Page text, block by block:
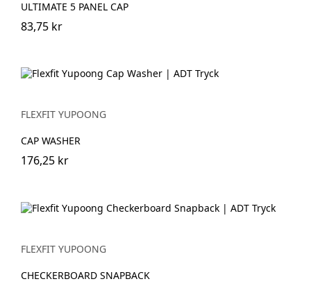
ULTIMATE 5 PANEL CAP
83,75 kr
FLEXFIT YUPOONG
CAP WASHER
176,25 kr
FLEXFIT YUPOONG
CHECKERBOARD SNAPBACK